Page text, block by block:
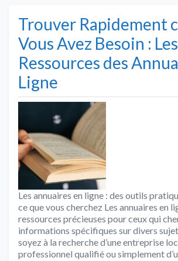
Trouver Rapidement
Vous Avez Besoin : Les
Ressources des
Ligne
Les annuaires en ligne : des outils
ce que vous cherchez Les annuaires en
ressources précieuses pour ceux qui
informations spécifiques sur divers
soyez à la recherche d’une entreprise
professionnel qualifié ou simplement